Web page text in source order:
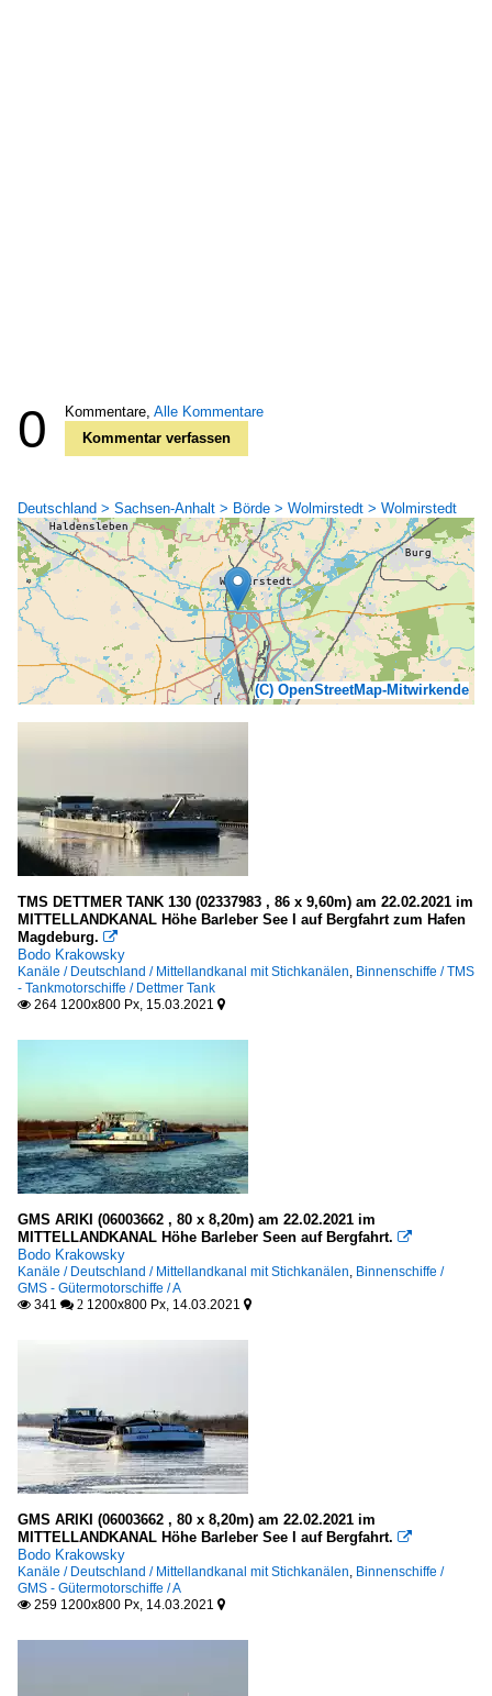
0 Kommentare, Alle Kommentare
Kommentar verfassen
Deutschland > Sachsen-Anhalt > Börde > Wolmirstedt > Wolmirstedt
(C) OpenStreetMap-Mitwirkende
TMS DETTMER TANK 130 (02337983 , 86 x 9,60m) am 22.02.2021 im
MITTELLANDKANAL Höhe Barleber See I auf Bergfahrt zum Hafen
Magdeburg. 
Bodo Krakowsky
Kanäle / Deutschland / Mittellandkanal mit Stichkanälen, Binnenschiffe / TMS
- Tankmotorschiffe / Dettmer Tank
 264 1200x800 Px, 15.03.2021 
GMS ARIKI (06003662 , 80 x 8,20m) am 22.02.2021 im
MITTELLANDKANAL Höhe Barleber Seen auf Bergfahrt. 
Bodo Krakowsky
Kanäle / Deutschland / Mittellandkanal mit Stichkanälen, Binnenschiffe /
GMS - Gütermotorschiffe / A
 341  2 1200x800 Px, 14.03.2021 
GMS ARIKI (06003662 , 80 x 8,20m) am 22.02.2021 im
MITTELLANDKANAL Höhe Barleber See I auf Bergfahrt. 
Bodo Krakowsky
Kanäle / Deutschland / Mittellandkanal mit Stichkanälen, Binnenschiffe /
GMS - Gütermotorschiffe / A
 259 1200x800 Px, 14.03.2021 